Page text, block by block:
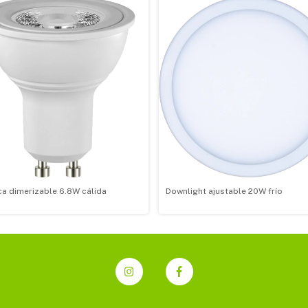
dimerizable 6.8W cálida Downlight ajustable 20W frío